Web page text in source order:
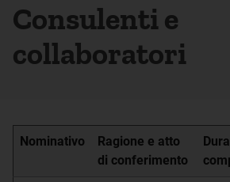
Consulenti e
collaboratori
Nominativo
Ragione e atto
di conferimento